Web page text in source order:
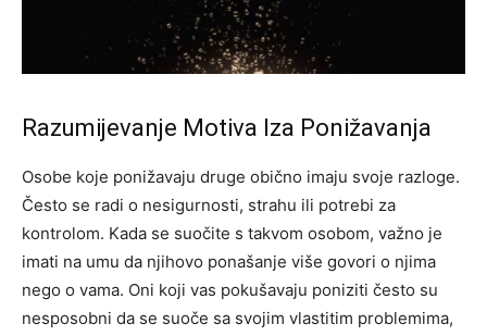
Razumijevanje Motiva Iza Ponižavanja
Osobe koje ponižavaju druge obično imaju svoje razloge.
Često se radi o nesigurnosti, strahu ili potrebi za
kontrolom. Kada se suočite s takvom osobom, važno je
imati na umu da njihovo ponašanje više govori o njima
nego o vama. Oni koji vas pokušavaju poniziti često su
nesposobni da se suoče sa svojim vlastitim problemima,